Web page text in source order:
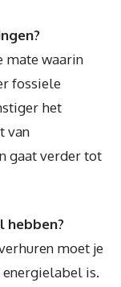
mate waarin
fossiele
het
van
gaat verder tot
hebben?
moet je
energielabel is.